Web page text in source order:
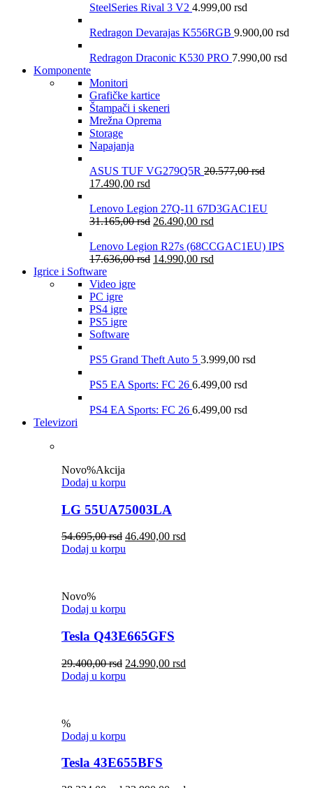
SteelSeries Rival 3 V2 4.999,00 rsd
Redragon Devarajas K556RGB 9.900,00 rsd
Redragon Draconic K530 PRO 7.990,00 rsd
Komponente
Monitori
Grafičke kartice
Štampači i skeneri
Mrežna Oprema
Storage
Napajanja
ASUS TUF VG279Q5R 20.577,00rsd
17.490,00 rsd
Lenovo Legion 27Q-11 67D3GAC1EU
31.165,00rsd 26.490,00 rsd
Lenovo Legion R27s (68CCGAC1EU) IPS
17.636,00rsd 14.990,00 rsd
Igrice i Software
Video igre
PC igre
PS4 igre
PS5 igre
Software
PS5 Grand Theft Auto 5 3.999,00 rsd
PS5 EA Sports: FC 26 6.499,00 rsd
PS4 EA Sports: FC 26 6.499,00 rsd
Televizori
Novo%Akcija
Dodaj u korpu
LG 55UA75003LA
54.695,00rsd 46.490,00 rsd
Dodaj u korpu
Novo%
Dodaj u korpu
Tesla Q43E665GFS
29.400,00rsd 24.990,00 rsd
Dodaj u korpu
%
Dodaj u korpu
Tesla 43E655BFS